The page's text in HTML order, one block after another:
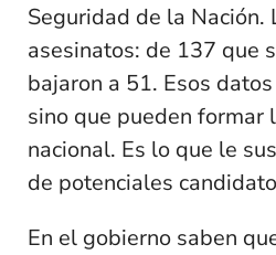
Seguridad de la Nación.
asesinatos: de 137 que
bajaron a 51. Esos
sino que pueden formar
nacional. Es lo que le
de potenciales
En el gobierno saben